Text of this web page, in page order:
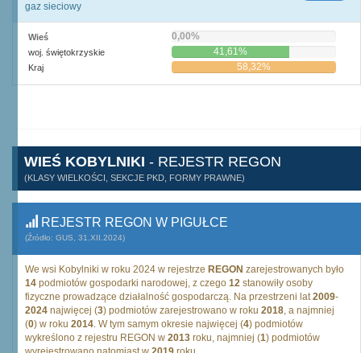
gaz sieciowy
Wieś 0,00%
woj. świętokrzyskie 41,61%
Kraj 58,32%
WIEŚ KOBYLNIKI - REJESTR REGON
(KLASY WIELKOŚCI, SEKCJE PKD, FORMY PRAWNE)
REJESTR REGON W PIGUŁCE
(Źródło: GUS, 31.XII.2024)
We wsi Kobylniki w roku 2024 w rejestrze REGON zarejestrowanych było
14 podmiotów gospodarki narodowej, z czego 12 stanowiły osoby
fizyczne prowadzące działalność gospodarczą. Na przestrzeni lat2009-
2024 najwięcej (3) podmiotów zarejestrowano w roku 2018, a najmniej
(0) w roku 2014. W tym samym okresie najwięcej (4) podmiotów
wykreślono z rejestru REGON w 2013 roku, najmniej (1) podmiotów